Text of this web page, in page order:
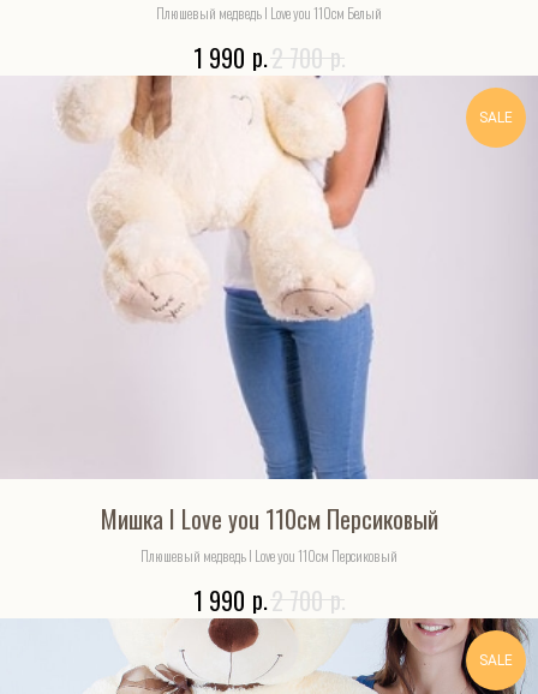
Плюшевый медведь I Love you 110см Белый
1 990 р.2 700 р.
SALE
Мишка I Love you 110см Персиковый
Плюшевый медведь I Love you 110см Персиковый
1 990 р.2 700 р.
SALE